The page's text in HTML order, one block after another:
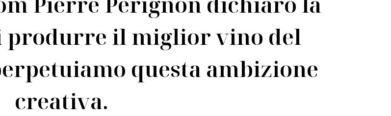
produrre il miglior vino del
questa ambizione
creativa.